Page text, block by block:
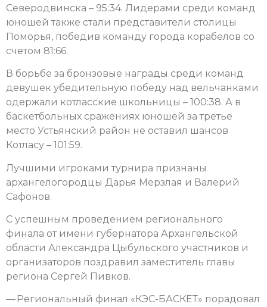
Северодвинска – 95:34. Лидерами среди команд
юношей также стали представители столицы
Поморья, победив команду города корабелов со
счетом 81:66.
В борьбе за бронзовые награды среди команд
девушек убедительную победу над вельчанками
одержали котласские школьницы – 100:38. А в
баскетбольных сражениях юношей за третье
место Устьянский район не оставил шансов
Котласу – 101:59.
Лучшими игроками турнира признаны
архангелогородцы Дарья Мерзлая и Валерий
Сафонов.
С успешным проведением регионального
финала от имени губернатора Архангельской
области Александра Цыбульского участников и
организаторов поздравил заместитель главы
региона Сергей Пивков.
— Региональный финал «КЭС-БАСКЕТ» порадовал